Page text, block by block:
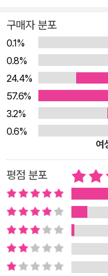
들 줄 아느냐고? 아니, 먹
이 처음이야. 하지만 뭐
아. _본문 중에서 책 읽기 서툰 어린이도 가뿐히! 어린이의 사랑
을 듬뿍 받는 ‘고양이 해
시리즈는 이해하기 쉬운
여운을 주는 이야기로 어
스러운 깜냥 캐릭터가 책
어린이가 읽기에도 부담
활약이 이어지는데, 한
읽고 다음 권을 기다리게
아이들에게 익숙한 장소
딘가에 깜냥이 돌아다니
해결사 깜냥’ 시리즈를
다시 한번 관심을 갖고
결사 깜냥처럼 말이다.
구매자 분포
0.1%
0.8%
24.4%
57.6%
3.2%
0.6%
여
평점 분포